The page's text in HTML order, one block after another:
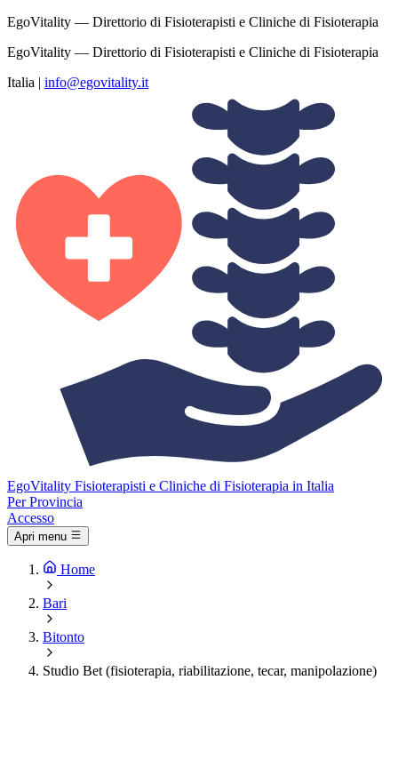
EgoVitality — Direttorio di Fisioterapisti e Cliniche di Fisioterapia
EgoVitality — Direttorio di Fisioterapisti e Cliniche di Fisioterapia
Italia | info@egovitality.it
EgoVitality Fisioterapisti e Cliniche di Fisioterapia in Italia
Per Provincia
Accesso
Apri menu
Home
Bari
Bitonto
Studio Bet (fisioterapia, riabilitazione, tecar, manipolazione)